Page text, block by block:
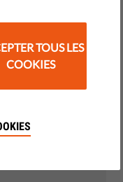
TOUS LES
COOKIES